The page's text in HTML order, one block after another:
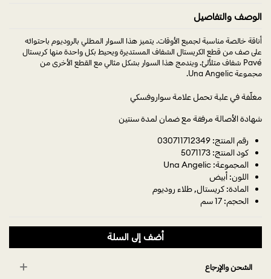
الوصف والتفاصيل
على‎ صف‎ من‎ قطع‎ الكريستال‎ الشفاف‎ المستديرة‎ ويحيط‎ بكل‎ واحدة‎ منها‎ كريستال
مجموعة Una Angelic.
مغلّفة في علبة تحمل علامة سواروفسكي
شهادة الأصالة مرفقة مع ضمان لمدة سنتين
رقم المنتج: 030711712349
كود المنتج: 5071173
المجموعة: Una Angelic
اللون: أبيض
المادة: كريستال, طلاء روديوم
الحجم: 17 سم
أضف إلى السلة
الشحن والإرجاع